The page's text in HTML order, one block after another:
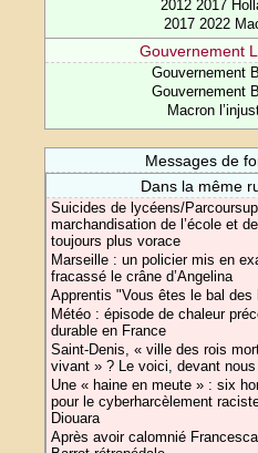
2012 2017
2017 2022
Gouvernement
Gouvernement
Gouvernement
Macron
Messages de
Dans la même
Suicides de lycéens/
marchandisation de l’école et
toujours plus vorace
Marseille : un policier mis en
fracassé le crâne d’Angelina
Apprentis "Vous êtes le bal des
Météo : épisode de chaleur
durable en France
Saint-Denis, « ville des rois
vivant » ? Le voici, devant nous
Une « haine en meute » : six
pour le cyberharcèlement
Diouara
Après avoir calomnié